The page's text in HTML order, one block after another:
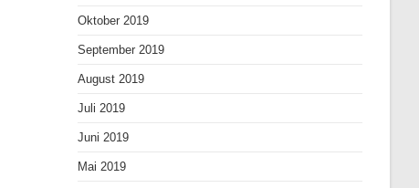
Oktober 2019
September 2019
August 2019
Juli 2019
Juni 2019
Mai 2019